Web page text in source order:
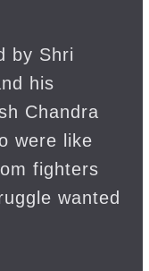
by Shri
his
Chandra
were like
fighters
wanted